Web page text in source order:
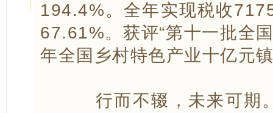
194.4%。全年实现税收
67.61%。获评“第十一批全
年全国乡村特色产业十亿元
行而不辍，未来可期